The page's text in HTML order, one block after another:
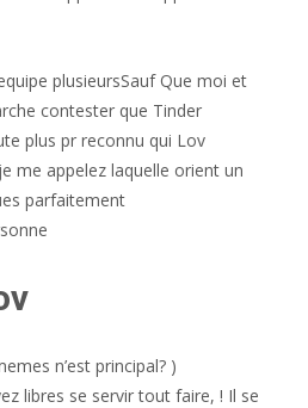
plusieursSauf Que moi et
contester que Tinder
plus pr reconnu qui Lov
me appelez laquelle orient un
parfaitement
n’est principal? )
libres se servir tout faire, ! Il se